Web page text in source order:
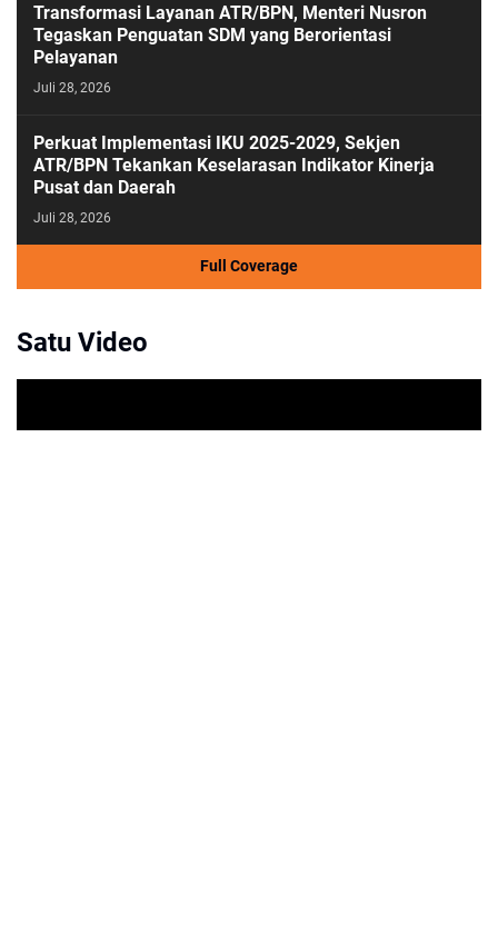
Transformasi Layanan ATR/BPN, Menteri Nusron
Tegaskan Penguatan SDM yang Berorientasi
Pelayanan
Juli 28, 2026
Perkuat Implementasi IKU 2025-2029, Sekjen
ATR/BPN Tekankan Keselarasan Indikator Kinerja
Pusat dan Daerah
Juli 28, 2026
Full Coverage
Satu Video